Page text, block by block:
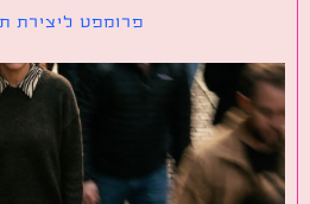
פרומפט ליצירת תמונה